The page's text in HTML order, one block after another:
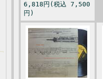
6,818円(税込 7,500
円)